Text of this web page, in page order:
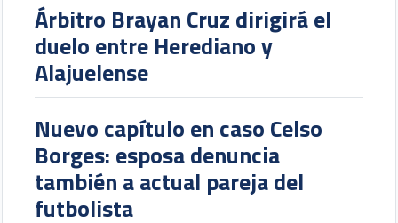
Árbitro Brayan Cruz dirigirá el
duelo entre Herediano y
Alajuelense
Nuevo capítulo en caso Celso
Borges: esposa denuncia
también a actual pareja del
futbolista